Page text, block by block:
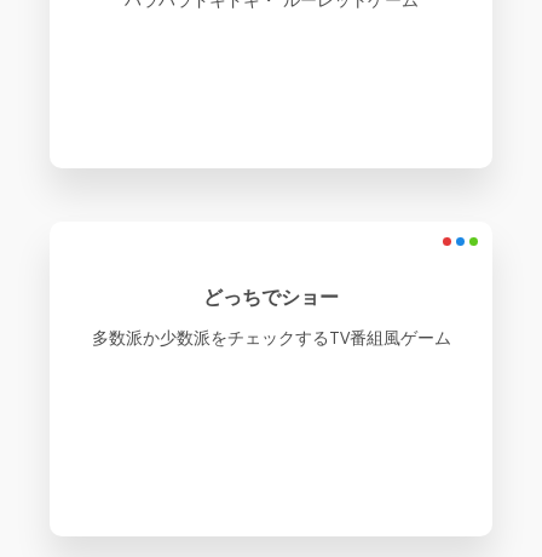
どっちでショー
多数派か少数派をチェックするTV番組風ゲーム